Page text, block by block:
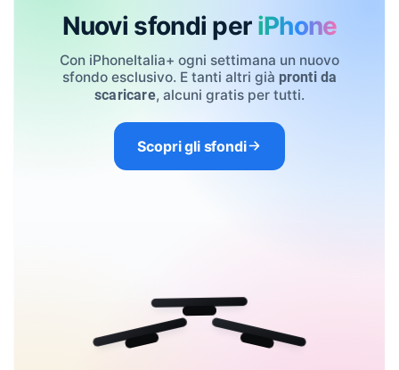
Nuovi sfondi per iPhone
Con iPhoneItalia+ ogni settimana un nuovo
sfondo esclusivo. E tanti altri già pronti da
scaricare, alcuni gratis per tutti.
Scopri gli sfondi